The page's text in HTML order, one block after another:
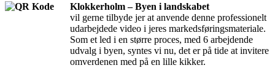
Klokkerholm – Byen i landskabet
vil gerne tilbyde jer at anvende denne professionelt
udarbejdede video i jeres markedsføringsmateriale.
Som et led i en større proces, med 6 arbejdende
udvalg i byen, syntes vi nu, det er på tide at invitere
omverdenen med på en lille kikker.